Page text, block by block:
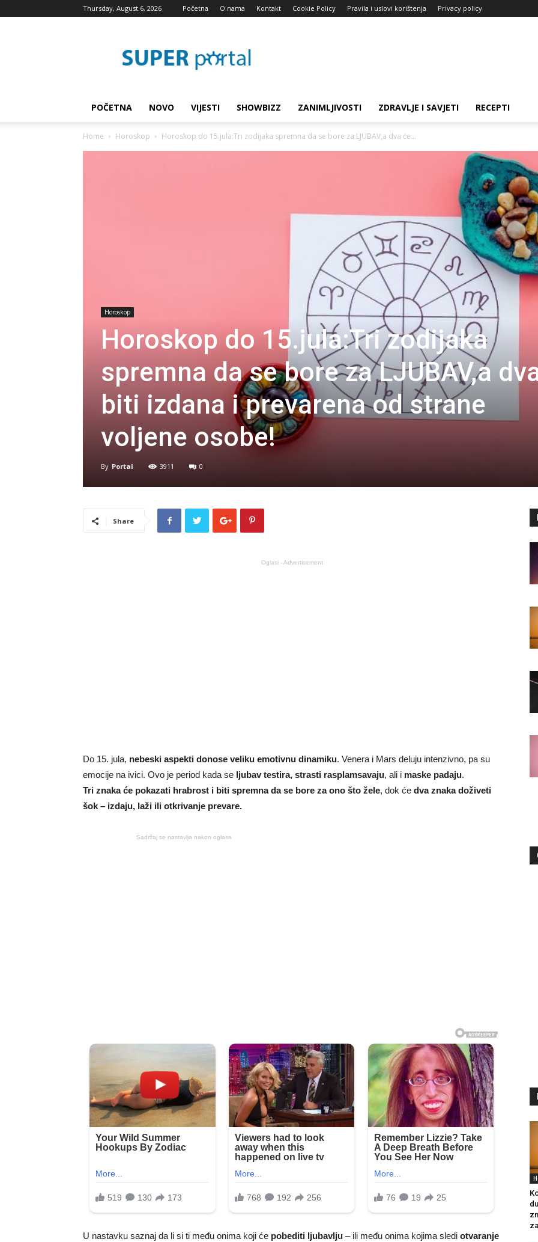
Thursday, August 6, 2026 Početna O nama Kontakt Cookie Policy Pravila i uslovi korištenja Privacy policy
blog
POČETNA NOVO VIJESTI SHOWBIZZ ZANIMLJIVOSTI ZDRAVLJE I SAVJETI RECEPTI
Home Horoskop Horoskop do 15.jula:Tri zodijaka spremna da se bore za LJUBAV,a dva će...
Horoskop
Horoskop do 15.jula:Tri zodijaka
spremna da se bore za LJUBAV,a
biti izdana i prevarena od strane
voljene osobe!
By Portal 3911 0
Share
Oglasi - Advertisement
Do 15. jula, nebeski aspekti donose veliku emotivnu dinamiku. Venera i Mars deluju intenzivno, pa su
emocije na ivici. Ovo je period kada se ljubav testira, strasti rasplamsavaju, ali i maske padaju.
Tri znaka će pokazati hrabrost i biti spremna da se bore za ono što žele, dok će dva znaka doživeti
šok – izdaju, laži ili otkrivanje prevare.
Sadržaj se nastavlja nakon oglasa
U nastavku saznaj da li si ti među onima koji će pobediti ljubavlju – ili među onima kojima sledi otvaranje